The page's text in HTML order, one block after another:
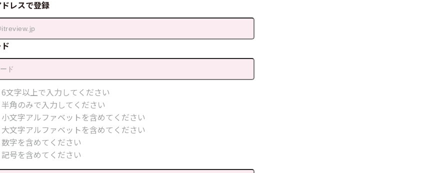
レスで登録
6文字以上で入力してください
半角のみで入力してください
小文字アルファベットを含めてください
大文字アルファベットを含めてください
数字を含めてください
記号を含めてください